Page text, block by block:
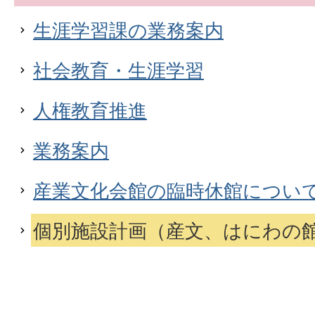
生涯学習課の業務案内
社会教育・生涯学習
人権教育推進
業務案内
産業文化会館の臨時休館につい
個別施設計画（産文、はにわの